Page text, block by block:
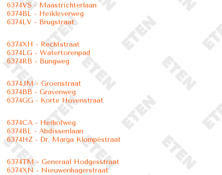
6374VS - Maastrichterlaan
6374BL - Heikleverweg
6374LV - Brugstraat
6374XH - Rechtstraat
6374LG - Watertorenpad
6374RB - Bungweg
6374JM - Groenstraat
6374BB - Gravenweg
6374GG - Korte Hovenstraat
6374CA - Heihofweg
6374BL - Abdissenlaan
6374HZ - Dr. Marga Klompéstraat
6374TM - Generaal Hodgesstraat
6374XN - Nieuwenhagerstraat